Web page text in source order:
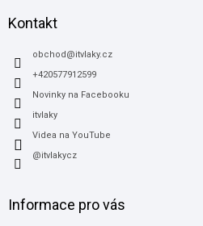
Kontakt
obchod @itvlaky.cz
+420577912599
Novinky na Facebooku
itvlaky
Videa na YouTube
@itvlakycz
Informace pro vás